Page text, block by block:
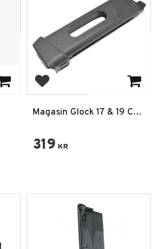
Add to favorites
Magasin Glock 17 & 19 Co2
319 KR